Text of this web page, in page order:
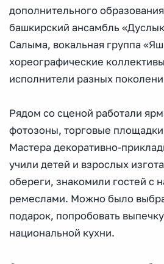
дополнительного
башкирский ансамбль
Салыма, вокальная группа
хореографические
исполнители разных
Рядом со сценой работали
фотозоны, торговые
Мастера декоративно-
учили детей и взрослых
обереги, знакомили гостей с
ремеслами. Можно было
подарок, попробовать
национальной кухни.